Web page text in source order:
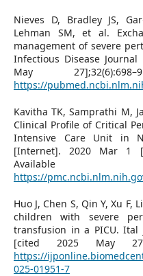
Nieves D, Bradley JS,
Lehman SM, et al.
management of severe
Infectious Disease
May
https://
Kavitha TK, Samprathi M,
Clinical Profile of Critical
Intensive Care Unit in
[Internet]. 2020 Mar 1
https://
Huo J, Chen S, Qin Y, Xu
children with severe
transfusion in a PICU. Ital
[cited 2025 May
https://
025-01951-7